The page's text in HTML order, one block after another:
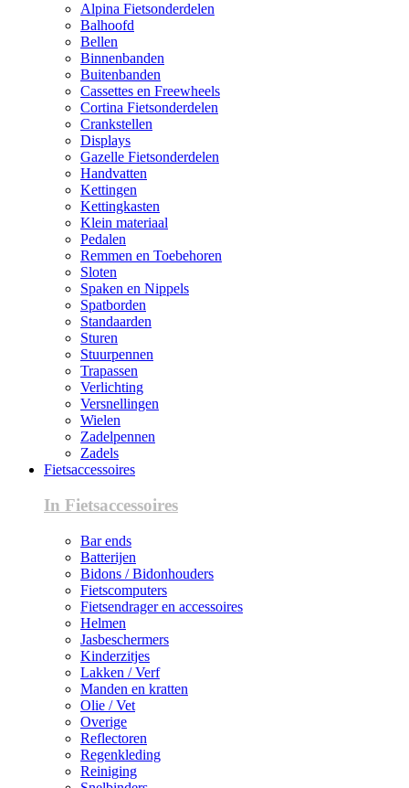
Alpina Fietsonderdelen
Balhoofd
Bellen
Binnenbanden
Buitenbanden
Cassettes en Freewheels
Cortina Fietsonderdelen
Crankstellen
Displays
Gazelle Fietsonderdelen
Handvatten
Kettingen
Kettingkasten
Klein materiaal
Pedalen
Remmen en Toebehoren
Sloten
Spaken en Nippels
Spatborden
Standaarden
Sturen
Stuurpennen
Trapassen
Verlichting
Versnellingen
Wielen
Zadelpennen
Zadels
Fietsaccessoires
In Fietsaccessoires
Bar ends
Batterijen
Bidons / Bidonhouders
Fietscomputers
Fietsendrager en accessoires
Helmen
Jasbeschermers
Kinderzitjes
Lakken / Verf
Manden en kratten
Olie / Vet
Overige
Reflectoren
Regenkleding
Reiniging